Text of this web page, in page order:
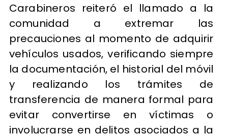
Carabineros reiteró el llamado a la
comunidad a extremar las
precauciones al momento de adquirir
vehículos usados, verificando siempre
la documentación, el historial del móvil
y realizando los trámites de
transferencia de manera formal para
evitar convertirse en víctimas o
involucrarse en delitos asociados a la